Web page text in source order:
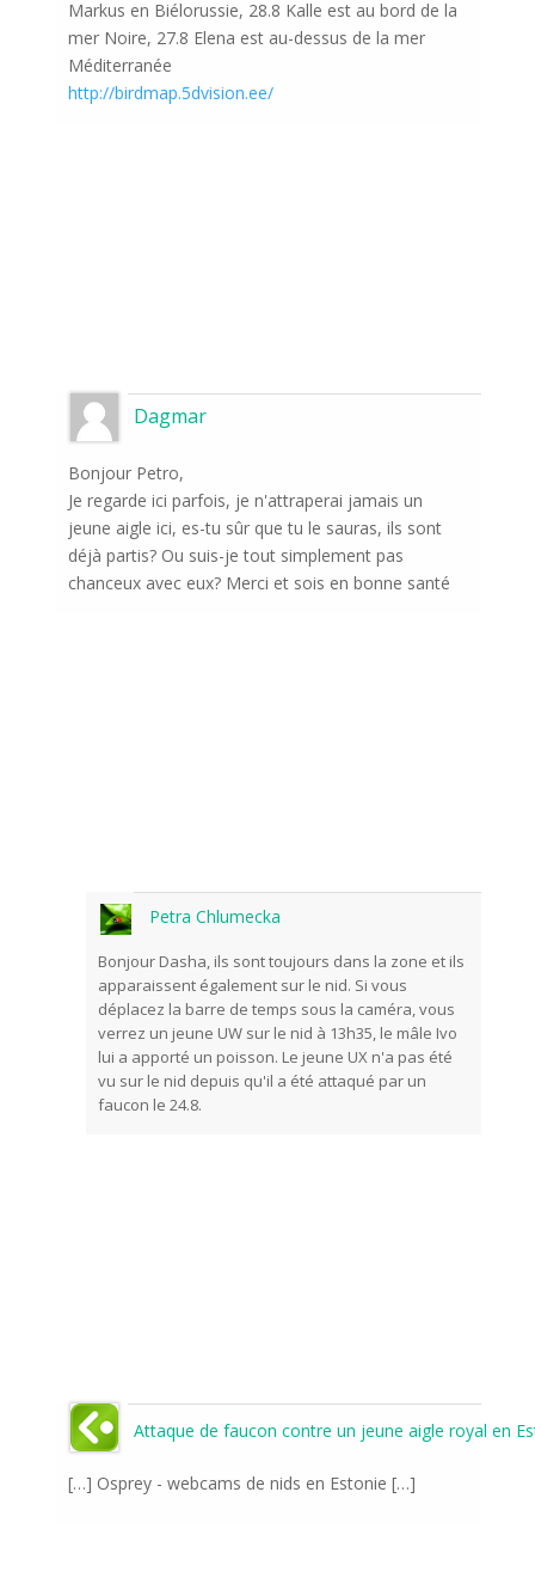
Markus en Biélorussie, 28.8 Kalle est au bord de la
mer Noire, 27.8 Elena est au-dessus de la mer
Méditerranée
http://birdmap.5dvision.ee/
Dagmar
Bonjour Petro,
Je regarde ici parfois, je n'attraperai jamais un
jeune aigle ici, es-tu sûr que tu le sauras, ils sont
déjà partis? Ou suis-je tout simplement pas
chanceux avec eux? Merci et sois en bonne santé
Petra Chlumecka
Bonjour Dasha, ils sont toujours dans la zone et ils
apparaissent également sur le nid. Si vous
déplacez la barre de temps sous la caméra, vous
verrez un jeune UW sur le nid à 13h35, le mâle Ivo
lui a apporté un poisson. Le jeune UX n'a ​​pas été
vu sur le nid depuis qu'il a été attaqué par un
faucon le 24.8.
Attaque de faucon contre un jeune aigle royal en
[…] Osprey - webcams de nids en Estonie […]